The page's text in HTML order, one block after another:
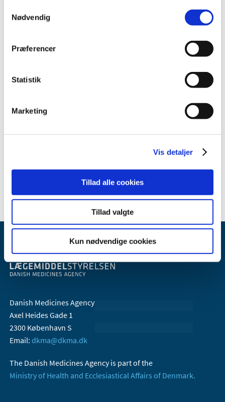
Nødvendig
Præferencer
Statistik
Marketing
Vis detaljer
Tillad alle cookies
Tillad valgte
Kun nødvendige cookies
2019 (20)
2017 (48)
2013 (3)
2011 (13)
2009 (14)
Danish Medicines Agency
Axel Heides Gade 1
2300 København S
Email: dkma@dkma.dk
The Danish Medicines Agency is part of the
Ministry of Health and Ecclesiastical Affairs of Denmark.